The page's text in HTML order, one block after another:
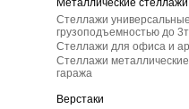
Металлические стеллажи
Стеллажи
грузоподъемностью до
Стеллажи для офиса и
Стеллажи
гаража
Верстаки